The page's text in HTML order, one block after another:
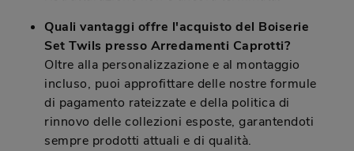
Quali vantaggi offre l'acquisto del Boiserie
Set Twils presso Arredamenti Caprotti?
Oltre alla personalizzazione e al montaggio
incluso, puoi approfittare delle nostre formule
di pagamento rateizzate e della politica di
rinnovo delle collezioni esposte, garantendoti
sempre prodotti attuali e di qualità.